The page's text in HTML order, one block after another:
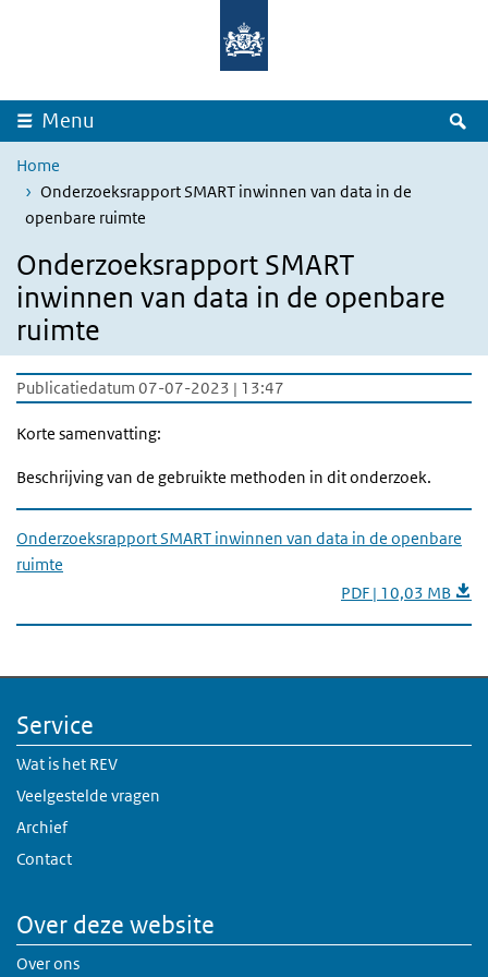
Overslaan en naar de inhoud gaan
Menu
Home
Onderzoeksrapport SMART inwinnen van data in de
openbare ruimte
Onderzoeksrapport SMART
inwinnen van data in de openbare
ruimte
Publicatiedatum 07-07-2023 | 13:47
Korte samenvatting:
Beschrijving van de gebruikte methoden in dit onderzoek.
Onderzoeksrapport SMART inwinnen van data in de openbare
ruimte
PDF | 10,03 MB
Service
Wat is het REV
Veelgestelde vragen
Archief
Contact
Over deze website
Over ons